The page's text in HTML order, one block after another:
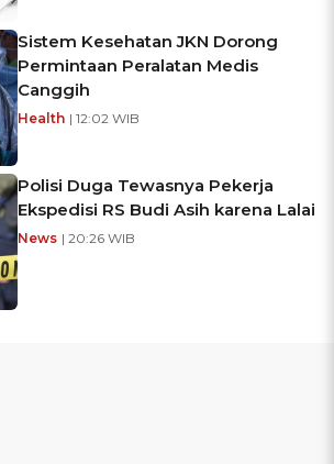
Sistem Kesehatan JKN Dorong
Permintaan Peralatan Medis
Canggih
Health | 12:02 WIB
Polisi Duga Tewasnya Pekerja
Ekspedisi RS Budi Asih karena Lalai
News | 20:26 WIB